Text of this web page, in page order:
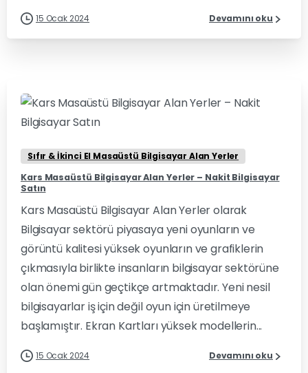
15 Ocak 2024 Devamını oku
0 0
Sıfır & İkinci El Masaüstü Bilgisayar Alan Yerler
Kars Masaüstü Bilgisayar Alan Yerler – Nakit Bilgisayar
Satın
Kars Masaüstü Bilgisayar Alan Yerler olarak
Bilgisayar sektörü piyasaya yeni oyunların ve
görüntü kalitesi yüksek oyunların ve grafiklerin
çıkmasıyla birlikte insanların bilgisayar sektörüne
olan önemi gün geçtikçe artmaktadır. Yeni nesil
bilgisayarlar iş için değil oyun için üretilmeye
başlamıştır. Ekran Kartları yüksek modellerin...
15 Ocak 2024 Devamını oku